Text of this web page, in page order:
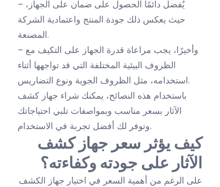
– يُفضل دائمًا الحصول على ضمان على الجهاز،
حيث يعكس ذلك جودة المنتج واعتمادية الشركة
المصنعة.
– وأخيرًا، يجب مراعاة قدرة الجهاز على التكيف مع
الظروف البيئية المختلفة التي قد تواجهها أثناء
استخدامه، مثل الظروف الجوية ونوع التضاريس.
باستخدام هذه النصائح، يمكنك شراء جهاز كشف
الآثار بسعر مناسب وبمواصفات تلبي احتياجاتك
وتوفر لك أفضل تجربة في الاستخدام.
كيف يؤثر سعر جهاز كشف
الآثار على جودته وكفاءته؟
على الرغم من أهمية السعر في اختيار جهاز الكشف